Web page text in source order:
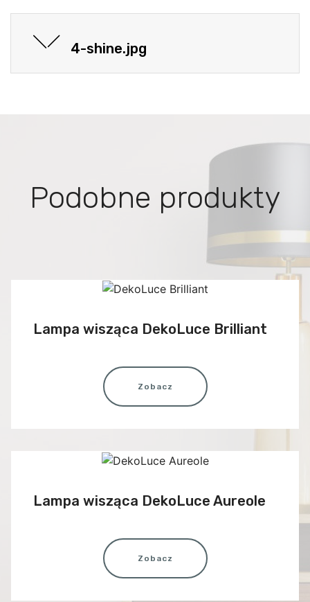
4-shine.jpg
Podobne produkty
Lampa wisząca DekoLuce Brilliant
Zobacz
Lampa wisząca DekoLuce Aureole
Zobacz